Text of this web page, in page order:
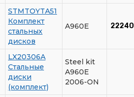
STMTOYTA51
Комплект
стальных
дисков
A960E 22240
LX20306A
Стальные
диски
(комплект)
Steel kit
A960E
2006-ON